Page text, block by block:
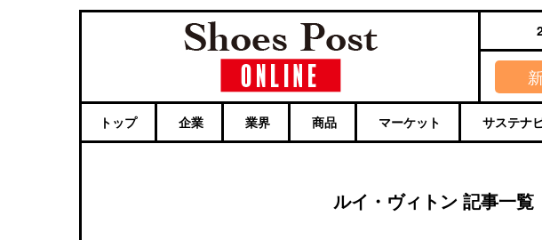
トップ 企業 業界 商品 マーケット サステナ
ルイ・ヴィトン 記事一覧